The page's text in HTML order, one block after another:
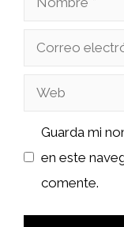
Correo
Web
Guarda mi
en este
comente.